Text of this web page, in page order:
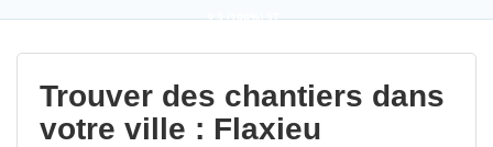
9,5(100%)57
votes
Trouver des chantiers dans
votre ville : Flaxieu